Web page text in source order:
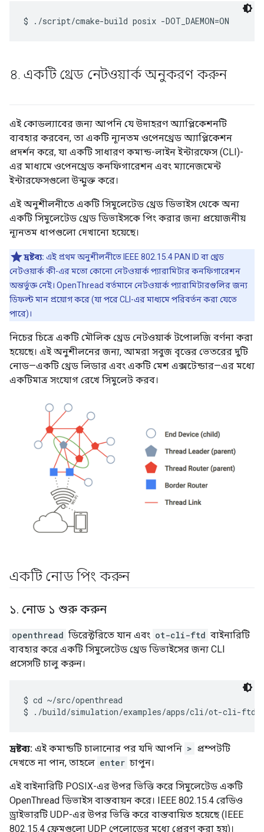
৪. একটি থ্রেড নেটওয়ার্ক অনুকরণ করুন
এই কোডল্যাবের জন্য আপনি যে উদাহরণ অ্যাপ্লিকেশনটি
ব্যবহার করবেন, তা একটি ন্যূনতম ওপেনথ্রেড অ্যাপ্লিকেশন
প্রদর্শন করে, যা একটি সাধারণ কমান্ড-লাইন ইন্টারফেস (CLI)-
এর মাধ্যমে ওপেনথ্রেড কনফিগারেশন এবং ম্যানেজমেন্ট
ইন্টারফেসগুলো উন্মুক্ত করে।
এই অনুশীলনীতে একটি সিমুলেটেড থ্রেড ডিভাইস থেকে অন্য
একটি সিমুলেটেড থ্রেড ডিভাইসকে পিং করার জন্য প্রয়োজনীয়
ন্যূনতম ধাপগুলো দেখানো হয়েছে।
দ্রষ্টব্য: এই প্রথম অনুশীলনীতে IEEE 802.15.4 PAN ID বা থ্রেড
নেটওয়ার্ক কী-এর মতো কোনো নেটওয়ার্ক প্যারামিটার কনফিগারেশন
অন্তর্ভুক্ত নেই। OpenThread বর্তমানে নেটওয়ার্ক প্যারামিটারগুলির জন্য
ডিফল্ট মান প্রয়োগ করে (যা পরে CLI-এর মাধ্যমে পরিবর্তন করা যেতে
পারে)।
নিচের চিত্রে একটি মৌলিক থ্রেড নেটওয়ার্ক টপোলজি বর্ণনা করা
হয়েছে। এই অনুশীলনের জন্য, আমরা সবুজ বৃত্তের ভেতরের দুটি
নোড—একটি থ্রেড লিডার এবং একটি মেশ এক্সটেন্ডার—এর মধ্যে
একটিমাত্র সংযোগ রেখে সিমুলেট করব।
একটি নোড পিং করুন
১. নোড ১ শুরু করুন
openthread ডিরেক্টরিতে যান এবং ot-cli-ftd বাইনারিটি
ব্যবহার করে একটি সিমুলেটেড থ্রেড ডিভাইসের জন্য CLI
প্রসেসটি চালু করুন।
$ cd ~/src/openthread
দ্রষ্টব্য: এই কমান্ডটি চালানোর পর যদি আপনি > প্রম্পটটি
দেখতে না পান, তাহলে enter চাপুন।
এই বাইনারিটি POSIX-এর উপর ভিত্তি করে সিমুলেটেড একটি
OpenThread ডিভাইস বাস্তবায়ন করে। IEEE 802.15.4 রেডিও
ড্রাইভারটি UDP-এর উপর ভিত্তি করে বাস্তবায়িত হয়েছে (IEEE
802.15.4 ফ্রেমগুলো UDP পেলোডের মধ্যে প্রেরণ করা হয়)।